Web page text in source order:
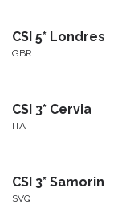
CSI 5* Londres
GBR
CSI 3* Cervia
ITA
CSI 3* Samorin
SVQ